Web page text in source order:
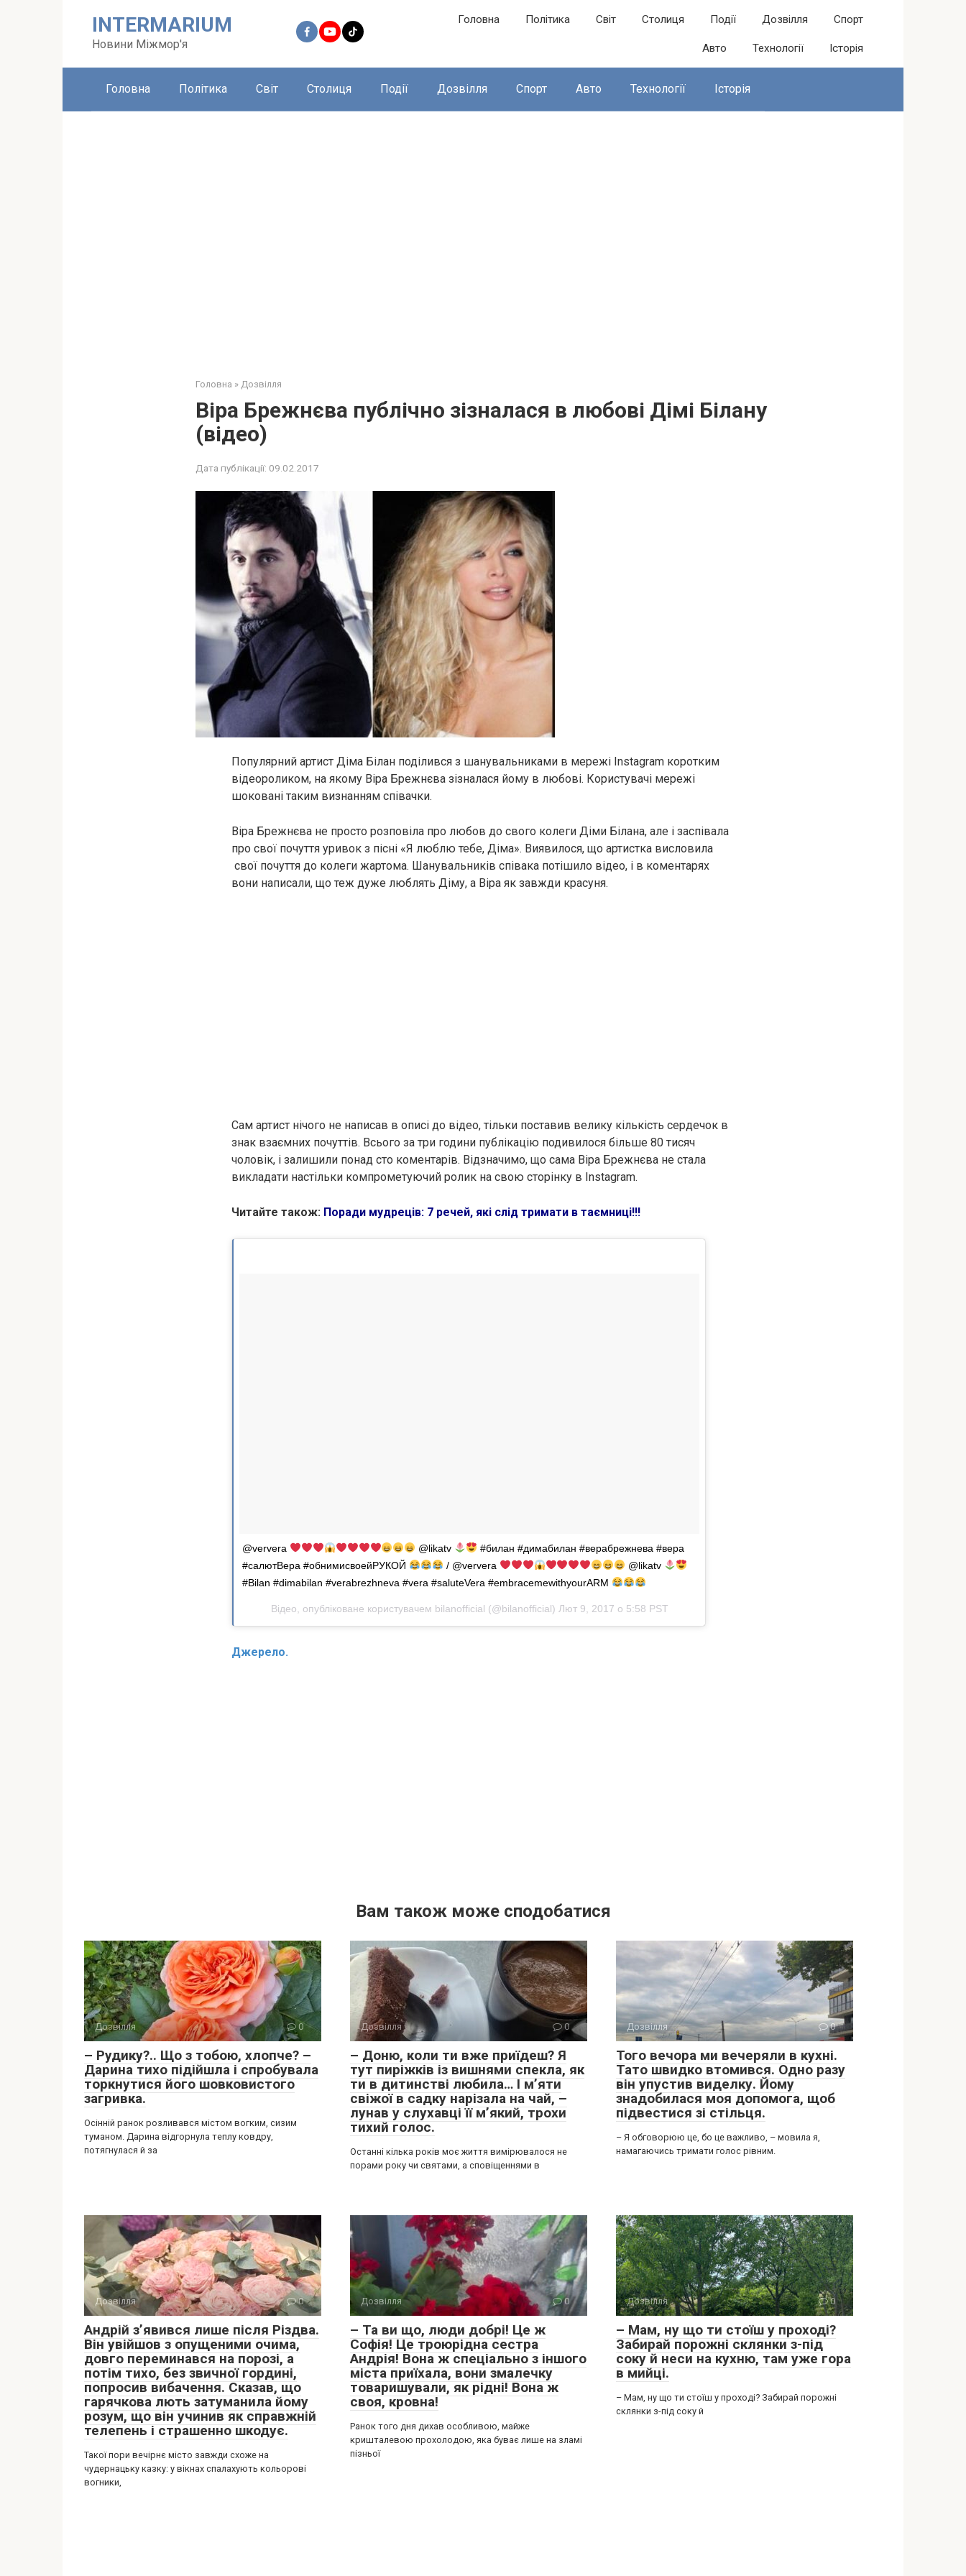
INTERMARIUM
Новини Міжмор'я
Головна Політика Світ Столиця Події Дозвілля Спорт
Авто Технології Історія
Головна Політика Світ Столиця Події Дозвілля Спорт Авто Технології Історія
Головна » Дозвілля
Віра Брежнєва публічно зізналася в любові Дімі Білану
(відео)
Дата публікації: 09.02.2017
Популярний артист Діма Білан поділився з шанувальниками в мережі Instagram коротким
відеороликом, на якому Віра Брежнєва зізналася йому в любові. Користувачі мережі
шоковані таким визнанням співачки.
Віра Брежнєва не просто розповіла про любов до свого колеги Діми Білана, але і заспівала
про свої почуття уривок з пісні «Я люблю тебе, Діма». Виявилося, що артистка висловила
свої почуття до колеги жартома. Шанувальників співака потішило відео, і в коментарях
вони написали, що теж дуже люблять Діму, а Віра як завжди красуня.
Сам артист нічого не написав в описі до відео, тільки поставив велику кількість сердечок в
знак взаємних почуттів. Всього за три години публікацію подивилося більше 80 тисяч
чоловік, і залишили понад сто коментарів. Відзначимо, що сама Віра Брежнєва не стала
викладати настільки компрометуючий ролик на свою сторінку в Instagram.
Читайте також: Поради мудреців: 7 речей, які слід тримати в таємниці!!!
@ververa @likatv
#билан #димабилан #верабрежнева #вера
#салютВера #обнимисвоейРУКОЙ
/ @ververa
@likatv
#Bilan #dimabilan #verabrezhneva #vera #saluteVera #embracemewithyourARM
Відео, опубліковане користувачем bilanofficial (@bilanofficial) Лют 9, 2017 о 5:58 PST
Джерело.
Вам також може сподобатися
Дозвілля 0
– Рудику?.. Що з тобою, хлопче? –
Дарина тихо підійшла і спробувала
торкнутися його шовковистого
загривка.
Осінній ранок розливався містом вогким, сизим
туманом. Дарина відгорнула теплу ковдру,
потягнулася й за
Дозвілля 0
– Доню, коли ти вже приїдеш? Я
тут пиріжків із вишнями спекла, як
ти в дитинстві любила… І м’яти
свіжої в садку нарізала на чай, –
лунав у слухавці її м’який, трохи
тихий голос.
Останні кілька років моє життя вимірювалося не
порами року чи святами, а сповіщеннями в
Дозвілля 0
Того вечора ми вечеряли в кухні.
Тато швидко втомився. Одно разу
він упустив виделку. Йому
знадобилася моя допомога, щоб
підвестися зі стільця.
– Я обговорюю це, бо це важливо, – мовила я,
намагаючись тримати голос рівним.
Дозвілля 0
Андрій з’явився лише після Різдва.
Він увійшов з опущеними очима,
довго переминався на порозі, а
потім тихо, без звичної гордині,
попросив вибачення. Сказав, що
гарячкова лють затуманила йому
розум, що він учинив як справжній
телепень і страшенно шкодує.
Такої пори вечірнє місто завжди схоже на
чудернацьку казку: у вікнах спалахують кольорові
вогники,
Дозвілля 0
– Та ви що, люди добрі! Це ж
Софія! Це троюрідна сестра
Андрія! Вона ж спеціально з іншого
міста приїхала, вони змалечку
товаришували, як рідні! Вона ж
своя, кровна!
Ранок того дня дихав особливою, майже
кришталевою прохолодою, яка буває лише на зламі
пізньої
Дозвілля 0
– Мам, ну що ти стоїш у проході?
Забирай порожні склянки з-під
соку й неси на кухню, там уже гора
в мийці.
– Мам, ну що ти стоїш у проході? Забирай порожні
склянки з-під соку й